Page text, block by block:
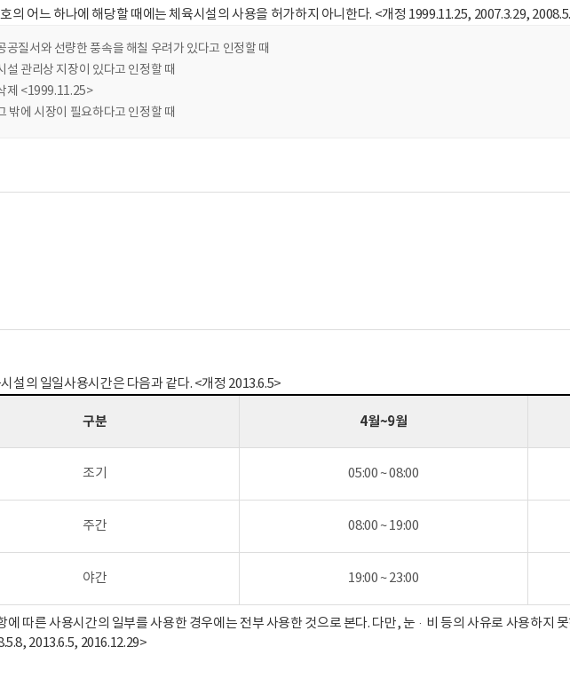
의 어느 하나에 해당할 때에는 체육시설의 사용을 허가하지 아니한다. <개정 1999.11.25, 2007.3.29,
공질서와 선량한 풍속을 해칠 우려가 있다고 인정할 때
설 관리상 지장이 있다고 인정할 때
제 <1999.11.25>
밖에 시장이 필요하다고 인정할 때
설의 일일사용시간은 다음과 같다. <개정 2013.6.5>
구분 4월~9월
조기 05:00 ~ 08:00
주간 08:00 ~ 19:00
야간 19:00 ~ 23:00
에 따른 사용시간의 일부를 사용한 경우에는 전부 사용한 것으로 본다. 다만, 눈·비 등의 사유로 사용하지
2013.6.5, 2016.12.29>